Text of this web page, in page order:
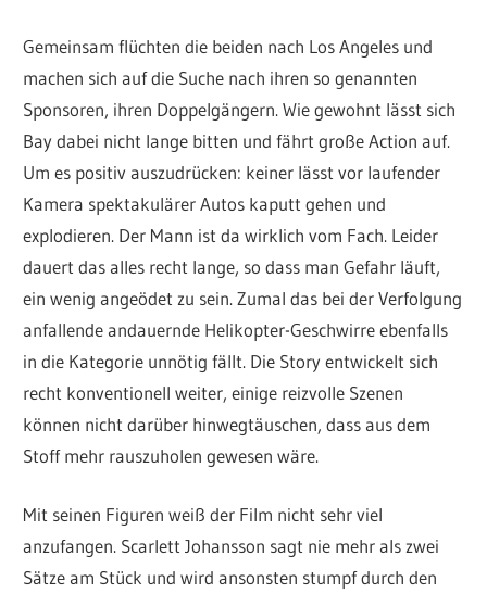
Gemeinsam flüchten die beiden nach Los Angeles und
machen sich auf die Suche nach ihren so genannten
Sponsoren, ihren Doppelgängern. Wie gewohnt lässt sich
Bay dabei nicht lange bitten und fährt große Action auf.
Um es positiv auszudrücken: keiner lässt vor laufender
Kamera spektakulärer Autos kaputt gehen und
explodieren. Der Mann ist da wirklich vom Fach. Leider
dauert das alles recht lange, so dass man Gefahr läuft,
ein wenig angeödet zu sein. Zumal das bei der Verfolgung
anfallende andauernde Helikopter-Geschwirre ebenfalls
in die Kategorie unnötig fällt. Die Story entwickelt sich
recht konventionell weiter, einige reizvolle Szenen
können nicht darüber hinwegtäuschen, dass aus dem
Stoff mehr rauszuholen gewesen wäre.
Mit seinen Figuren weiß der Film nicht sehr viel
anzufangen. Scarlett Johansson sagt nie mehr als zwei
Sätze am Stück und wird ansonsten stumpf durch den